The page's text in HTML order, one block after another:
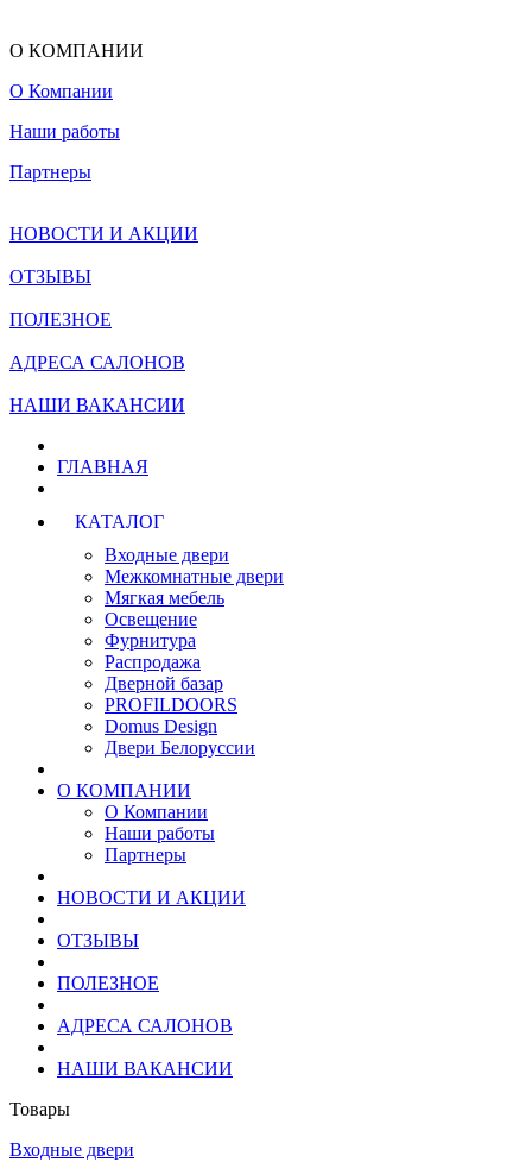
О КОМПАНИИ
О Компании
Наши работы
Партнеры
НОВОСТИ И АКЦИИ
ОТЗЫВЫ
ПОЛЕЗНОЕ
АДРЕСА САЛОНОВ
НАШИ ВАКАНСИИ
ГЛАВНАЯ
КАТАЛОГ
Входные двери
Межкомнатные двери
Мягкая мебель
Освещение
Фурнитура
Распродажа
Дверной базар
PROFILDOORS
Domus Design
Двери Белоруссии
О КОМПАНИИ
О Компании
Наши работы
Партнеры
НОВОСТИ И АКЦИИ
ОТЗЫВЫ
ПОЛЕЗНОЕ
АДРЕСА САЛОНОВ
НАШИ ВАКАНСИИ
Товары
Входные двери